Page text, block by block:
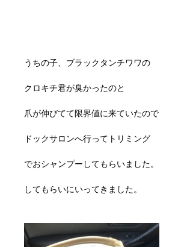
うちの子、ブラックタンチワワの
クロキチ君が臭かったのと
爪が伸びてて限界値に来ていたので
ドックサロンへ行ってトリミング
でおシャンプーしてもらいました。
してもらいにいってきました。